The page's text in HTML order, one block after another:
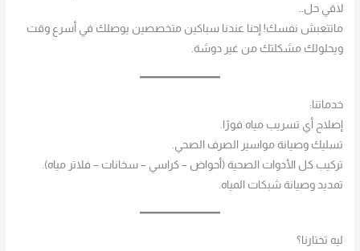
لاقي حل…
ماتتعبش نفسك! إحنا عندنا سباكين متخصصين يوصلك في أسرع وقت
ويحلولك مشكلتك من غير دوشة.
خدماتنا:
إصلاح أي تسريب مياه فورًا.
تسليك وصيانة مواسير الصرف الصحي.
تركيب كل الأدوات الصحية (أحواض – كراسي – سخانات – فلاتر مياه).
تمديد وصيانة شبكات المياه.
ليه تختارنا؟